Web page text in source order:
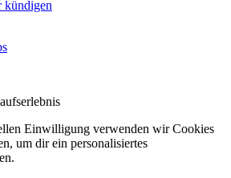
kündigen
Einwilligung verwenden wir Cookies
um dir ein personalisiertes